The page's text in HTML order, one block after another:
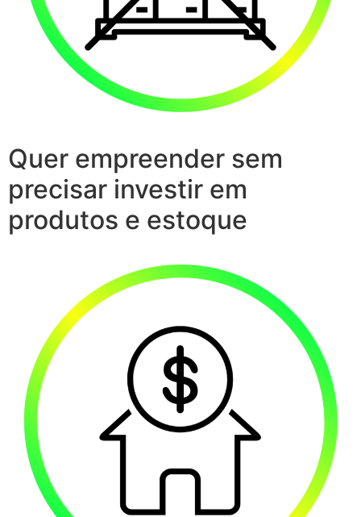
Quer empreender sem
precisar investir em
produtos e estoque